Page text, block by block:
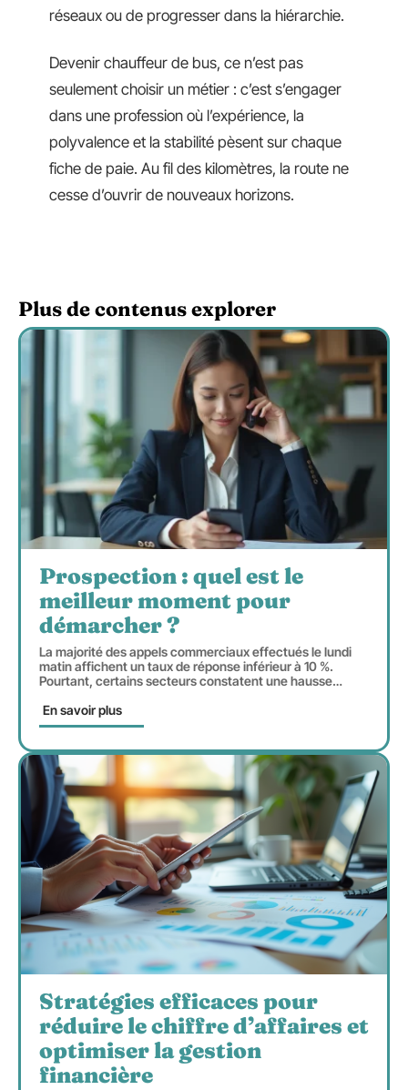
réseaux ou de progresser dans la hiérarchie.
Devenir chauffeur de bus, ce n’est pas
seulement choisir un métier : c’est s’engager
dans une profession où l’expérience, la
polyvalence et la stabilité pèsent sur chaque
fiche de paie. Au fil des kilomètres, la route ne
cesse d’ouvrir de nouveaux horizons.
Plus de contenus explorer
Prospection : quel est le
meilleur moment pour
démarcher ?
La majorité des appels commerciaux effectués le lundi
matin affichent un taux de réponse inférieur à 10 %.
Pourtant, certains secteurs constatent une hausse…
En savoir plus
Stratégies efficaces pour
réduire le chiffre d’affaires et
optimiser la gestion
financière